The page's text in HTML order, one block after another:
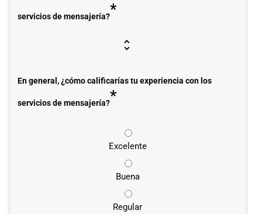
servicios de mensajería?*
En general, ¿cómo calificarías tu experiencia con los
servicios de mensajería?*
Excelente
Buena
Regular